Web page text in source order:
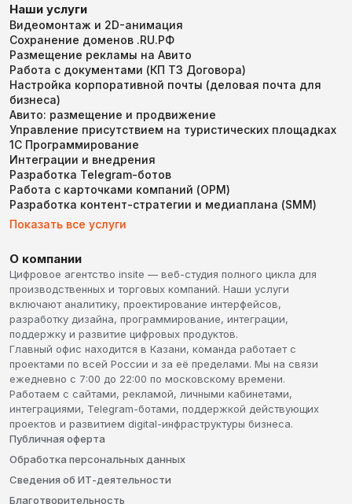
Наши услуги
Видеомонтаж и 2D-анимация
Сохранение доменов .RU.РФ
Размещение рекламы на Авито
Работа с документами (КП ТЗ Договора)
Настройка корпоративной почты (деловая почта для
бизнеса)
Авито: размещение и продвижение
Управление присутствием на туристических площадках
1С Программирование
Интеграции и внедрения
Разработка Telegram-ботов
Работа с карточками компаний (ОРМ)
Разработка контент-стратегии и медиаплана (SMM)
Показать все услуги
О компании
Цифровое агентство insite — веб-студия полного цикла для
производственных и торговых компаний. Наши услуги
включают аналитику, проектирование интерфейсов,
разработку дизайна, программирование, интеграции,
поддержку и развитие цифровых продуктов.
Главный офис находится в Казани, команда работает с
проектами по всей России и за её пределами. Мы на связи
ежедневно с 7:00 до 22:00 по московскому времени.
Работаем с сайтами, рекламой, личными кабинетами,
интеграциями, Telegram-ботами, поддержкой действующих
проектов и развитием digital-инфраструктуры бизнеса.
Публичная оферта
Обработка персональных данных
Сведения об ИТ-деятельности
Благотворительность